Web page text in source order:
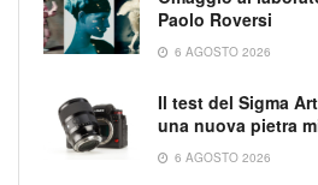
Paolo Roversi
6 AGOSTO 2026
Il test del Sigma
una nuova pietra
6 AGOSTO 2026